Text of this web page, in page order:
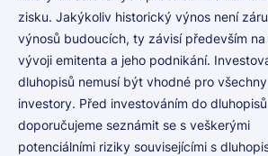
zisku. Jakýkoliv historický výnos není
výnosů budoucích, ty závisí především
vývoji emitenta a jeho podnikání.
dluhopisů nemusí být vhodné pro všechny
investory. Před investováním do dluhopisů
doporučujeme seznámit se s veškerými
potenciálními riziky souvisejícími s